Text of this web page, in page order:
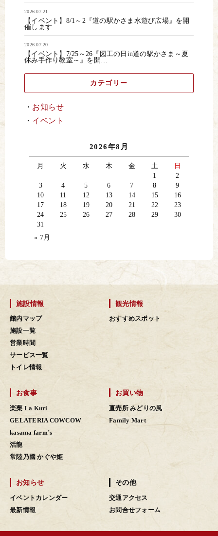
2026.07.21
【イベント】8/1～2『道の駅かさま水遊び広場』を開
催します
2026.07.20
【イベント】7/25～26『図工の日in道の駅かさま～夏
休み手作り教室～』を開…
カテゴリー
お知らせ
イベント
2026年8月
月 火 水 木 金 土
日
1
2
3
4 5 6 7 8
9
10
11 12 13 14 15
16
17
18 19 20 21 22
23
24
25 26 27 28 29
30
31
« 7月
施設情報
館内マップ
施設一覧
営業時間
サービス一覧
トイレ情報
観光情報
おすすめスポット
お食事
楽栗 La Kuri
GELATERIA COWCOW
kasama farm’s
活龍
常陸乃國 かぐや姫
お買い物
直売所 みどりの風
Family Mart
お知らせ
イベントカレンダー
最新情報
その他
交通アクセス
お問合せフォーム